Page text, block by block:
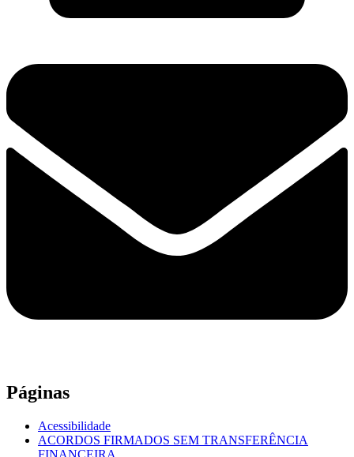
Páginas
Acessibilidade
ACORDOS FIRMADOS SEM TRANSFERÊNCIA
FINANCEIRA